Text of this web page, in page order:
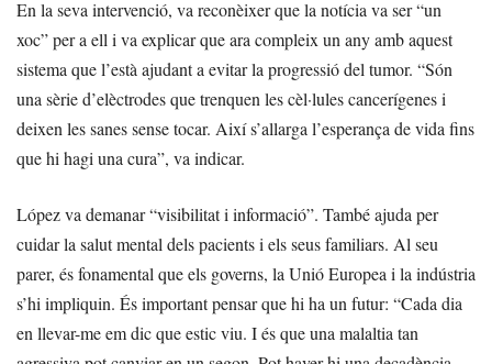
En la seva intervenció, va reconèixer que la notícia va ser “un
xoc” per a ell i va explicar que ara compleix un any amb aquest
sistema que l’està ajudant a evitar la progressió del tumor. “Són
una sèrie d’elèctrodes que trenquen les cèl·lules cancerígenes i
deixen les sanes sense tocar. Així s’allarga l’esperança de vida fins
que hi hagi una cura”, va indicar.
López va demanar “visibilitat i informació”. També ajuda per
cuidar la salut mental dels pacients i els seus familiars. Al seu
parer, és fonamental que els governs, la Unió Europea i la indústria
s’hi impliquin. És important pensar que hi ha un futur: “Cada dia
en llevar-me em dic que estic viu. I és que una malaltia tan